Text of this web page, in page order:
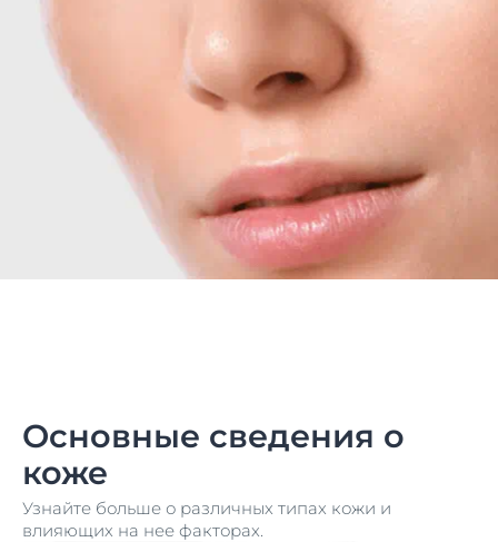
Основные сведения о
коже
Узнайте больше о различных типах кожи и
влияющих на нее факторах.